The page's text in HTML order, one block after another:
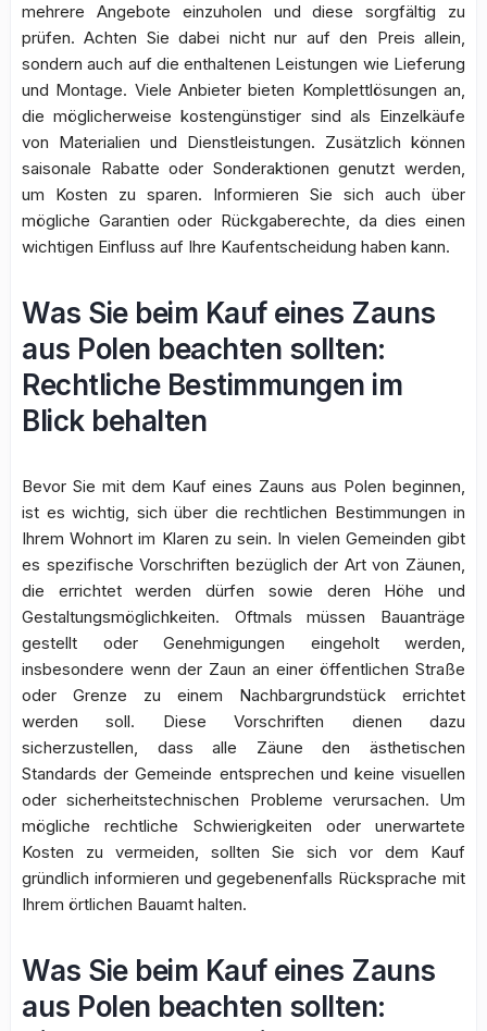
mehrere Angebote einzuholen und diese sorgfältig zu
prüfen. Achten Sie dabei nicht nur auf den Preis allein,
sondern auch auf die enthaltenen Leistungen wie Lieferung
und Montage. Viele Anbieter bieten Komplettlösungen an,
die möglicherweise kostengünstiger sind als Einzelkäufe
von Materialien und Dienstleistungen. Zusätzlich können
saisonale Rabatte oder Sonderaktionen genutzt werden,
um Kosten zu sparen. Informieren Sie sich auch über
mögliche Garantien oder Rückgaberechte, da dies einen
wichtigen Einfluss auf Ihre Kaufentscheidung haben kann.
Was Sie beim Kauf eines Zauns
aus Polen beachten sollten:
Rechtliche Bestimmungen im
Blick behalten
Bevor Sie mit dem Kauf eines Zauns aus Polen beginnen,
ist es wichtig, sich über die rechtlichen Bestimmungen in
Ihrem Wohnort im Klaren zu sein. In vielen Gemeinden gibt
es spezifische Vorschriften bezüglich der Art von Zäunen,
die errichtet werden dürfen sowie deren Höhe und
Gestaltungsmöglichkeiten. Oftmals müssen Bauanträge
gestellt oder Genehmigungen eingeholt werden,
insbesondere wenn der Zaun an einer öffentlichen Straße
oder Grenze zu einem Nachbargrundstück errichtet
werden soll. Diese Vorschriften dienen dazu
sicherzustellen, dass alle Zäune den ästhetischen
Standards der Gemeinde entsprechen und keine visuellen
oder sicherheitstechnischen Probleme verursachen. Um
mögliche rechtliche Schwierigkeiten oder unerwartete
Kosten zu vermeiden, sollten Sie sich vor dem Kauf
gründlich informieren und gegebenenfalls Rücksprache mit
Ihrem örtlichen Bauamt halten.
Was Sie beim Kauf eines Zauns
aus Polen beachten sollten: